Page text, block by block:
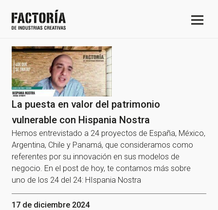
La puesta en valor del patrimonio
vulnerable con Hispania Nostra
Hemos entrevistado a 24 proyectos de España, México,
Argentina, Chile y Panamá, que consideramos como
referentes por su innovación en sus modelos de
negocio. En el post de hoy, te contamos más sobre
uno de los 24 del 24: HIspania Nostra
17 de diciembre 2024